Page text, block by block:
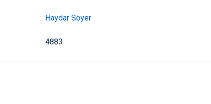
Haydar Soyer
4883